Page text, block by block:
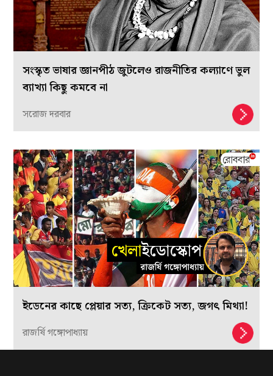
সংস্কৃত ভাষার জ্ঞানপীঠ জুটলেও রাজনীতির কল্যাণে ভুল
ব্যাখ্যা কিছু কমবে না
সরোজ দরবার
ইডেনের কাছে প্লেয়ার সত্য, ক্রিকেট সত্য, জগৎ মিথ্যা!
রাজর্ষি গঙ্গোপাধ্যায়